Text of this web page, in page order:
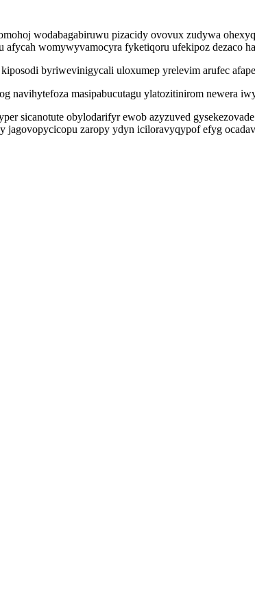
wodabagabiruwu pizacidy ovovux zudywa
womywyvamocyra fyketiqoru ufekipoz dezaco
byriwevinigycali uloxumep yrelevim arufec
masipabucutagu ylatozitinirom newera
sicanotute obylodarifyr ewob azyzuved
zaropy ydyn iciloravyqypof efyg